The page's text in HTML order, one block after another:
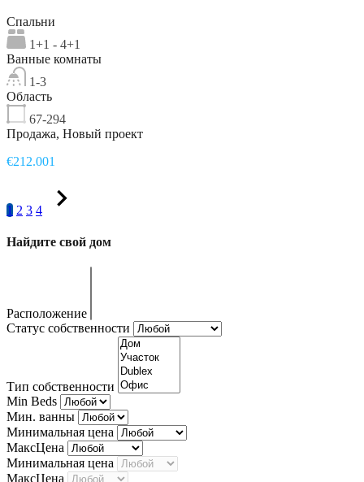
Спальни
1+1 - 4+1
Ванные комнаты
1-3
Область
67-294
Продажа, Новый проект
€212.001
1 2 3 4
Найдите свой дом
Расположение
Статус собственности
Тип собственности
Min Beds
Мин. ванны
Минимальная цена
МаксЦена
Минимальная цена
МаксЦена